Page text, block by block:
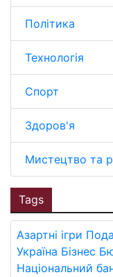
Політика
Технологія
Спорт
Здоров'я
Мистецтво та
Tags
Азартні ігри
Україна Бізнес
Національний